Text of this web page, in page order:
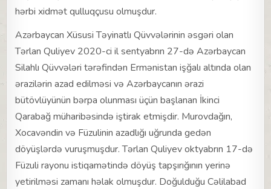
hərbi xidmət qulluqçusu olmuşdur.
Azərbaycan Xüsusi Təyinatlı Qüvvələrinin əsgəri olan
Tərlan Quliyev 2020-ci il sentyabrın 27-də Azərbaycan
Silahlı Qüvvələri tərəfindən Ermənistan işğalı altında olan
ərazilərin azad edilməsi və Azərbaycanın ərazi
bütövlüyünün bərpa olunması üçün başlanan İkinci
Qarabağ müharibəsində iştirak etmişdir. Murovdağın,
Xocavəndin və Füzulinin azadlığı uğrunda gedən
döyüşlərdə vuruşmuşdur. Tərlan Quliyev oktyabrın 17-də
Füzuli rayonu istiqamətində döyüş tapşırığının yerinə
yetirilməsi zamanı həlak olmuşdur. Doğulduğu Cəlilabad